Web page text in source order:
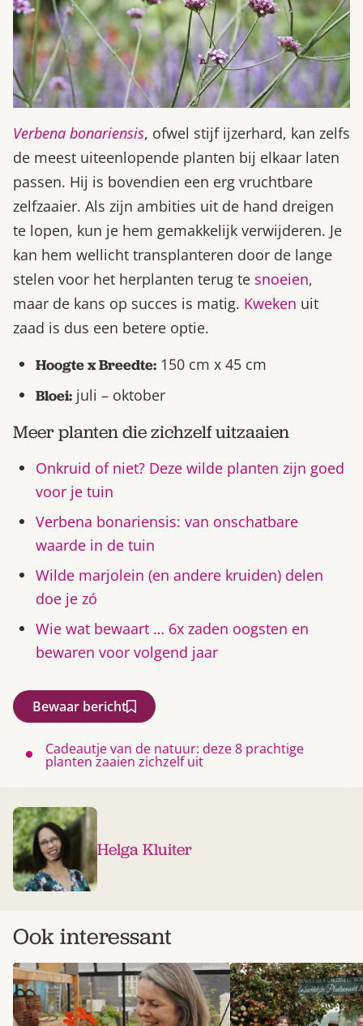
Verbena bonariensis, ofwel stijf ijzerhard, kan zelfs
de meest uiteenlopende planten bij elkaar laten
passen. Hij is bovendien een erg vruchtbare
zelfzaaier. Als zijn ambities uit de hand dreigen
te lopen, kun je hem gemakkelijk verwijderen. Je
kan hem wellicht transplanteren door de lange
stelen voor het herplanten terug te snoeien,
maar de kans op succes is matig. Kweken uit
zaad is dus een betere optie.
Hoogte x Breedte: 150 cm x 45 cm
Bloei: juli – oktober
Meer planten die zichzelf uitzaaien
Onkruid of niet? Deze wilde planten zijn goed
voor je tuin
Verbena bonariensis: van onschatbare
waarde in de tuin
Wilde marjolein (en andere kruiden) delen
doe je zó
Wie wat bewaart … 6x zaden oogsten en
bewaren voor volgend jaar
Bewaar bericht
Cadeautje van de natuur: deze 8 prachtige
planten zaaien zichzelf uit
Helga Kluiter
Ook interessant